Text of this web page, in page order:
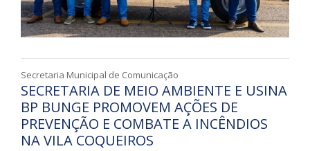
Secretaria Municipal de Comunicação
SECRETARIA DE MEIO AMBIENTE E USINA
BP BUNGE PROMOVEM AÇÕES DE
PREVENÇÃO E COMBATE A INCÊNDIOS
NA VILA COQUEIROS